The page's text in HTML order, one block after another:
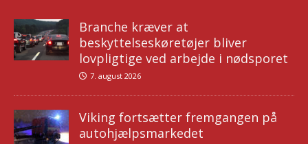
Branche kræver at
beskyttelseskøretøjer bliver
lovpligtige ved arbejde i nødsporet
7. august 2026
Viking fortsætter fremgangen på
autohjælpsmarkedet